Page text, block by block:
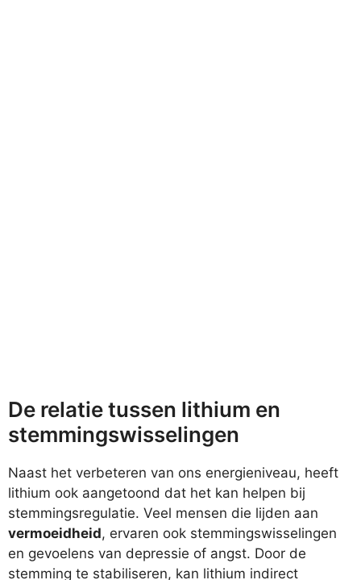
De relatie tussen lithium en
stemmingswisselingen
Naast het verbeteren van ons energieniveau, heeft
lithium ook aangetoond dat het kan helpen bij
stemmingsregulatie. Veel mensen die lijden aan
vermoeidheid, ervaren ook stemmingswisselingen
en gevoelens van depressie of angst. Door de
stemming te stabiliseren, kan lithium indirect